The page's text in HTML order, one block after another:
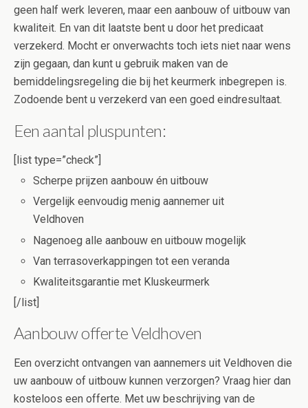
geen half werk leveren, maar een aanbouw of uitbouw van
kwaliteit. En van dit laatste bent u door het predicaat
verzekerd. Mocht er onverwachts toch iets niet naar wens
zijn gegaan, dan kunt u gebruik maken van de
bemiddelingsregeling die bij het keurmerk inbegrepen is.
Zodoende bent u verzekerd van een goed eindresultaat.
Een aantal pluspunten:
[list type=”check”]
Scherpe prijzen aanbouw én uitbouw
Vergelijk eenvoudig menig aannemer uit
Veldhoven
Nagenoeg alle aanbouw en uitbouw mogelijk
Van terrasoverkappingen tot een veranda
Kwaliteitsgarantie met Kluskeurmerk
[/list]
Aanbouw offerte Veldhoven
Een overzicht ontvangen van aannemers uit Veldhoven die
uw aanbouw of uitbouw kunnen verzorgen? Vraag hier dan
kosteloos een offerte. Met uw beschrijving van de